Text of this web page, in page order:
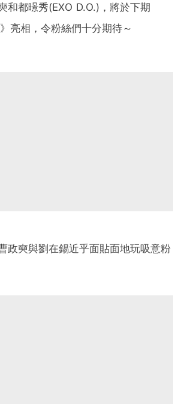
和都暻秀(EXO D.O.)，將於下期
亮相，令粉絲們十分期待～
政奭與劉在錫近乎面貼面地玩吸意粉